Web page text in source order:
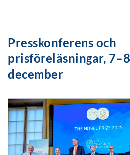
Presskonferens och
prisföreläsningar, 7–8
december